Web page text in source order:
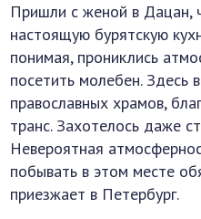
Пришли с женой в Дацан,
настоящую бурятскую
понимая, прониклись
посетить молебен. Здесь
православных храмов,
транс. Захотелось даже
Невероятная
побывать в этом месте
приезжает в Петербург.